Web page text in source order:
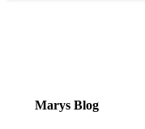
Marys Blog